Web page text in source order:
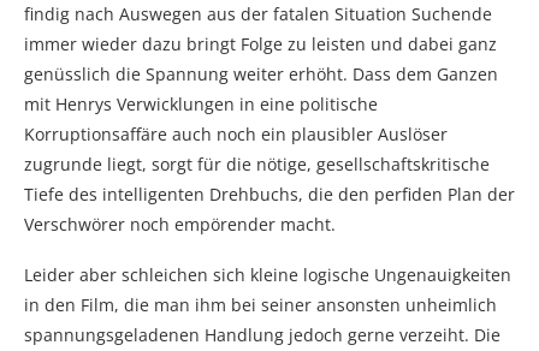
findig nach Auswegen aus der fatalen Situation Suchende
immer wieder dazu bringt Folge zu leisten und dabei ganz
genüsslich die Spannung weiter erhöht. Dass dem Ganzen
mit Henrys Verwicklungen in eine politische
Korruptionsaffäre auch noch ein plausibler Auslöser
zugrunde liegt, sorgt für die nötige, gesellschaftskritische
Tiefe des intelligenten Drehbuchs, die den perfiden Plan der
Verschwörer noch empörender macht.
Leider aber schleichen sich kleine logische Ungenauigkeiten
in den Film, die man ihm bei seiner ansonsten unheimlich
spannungsgeladenen Handlung jedoch gerne verzeiht. Die